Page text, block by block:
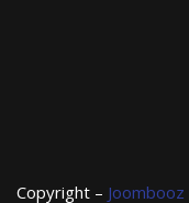
Copyright – Joombooz